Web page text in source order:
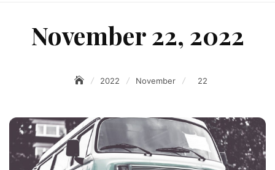
November 22, 2022
2022 November 22